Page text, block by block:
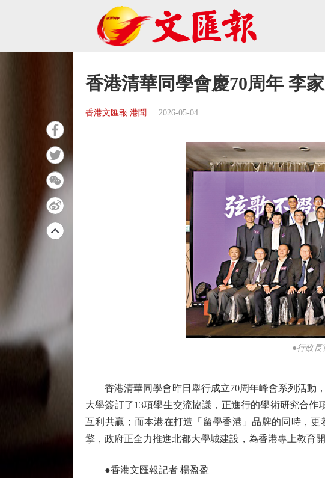
香港清華同學會慶70周年 李
香港文匯報 港聞 2026-05-04
●行政長
香港清華同學會昨日舉行成立70周年峰會系列活動
大學簽訂了13項學生交流協議，正進行的學術研究合
互利共贏；而本港在打造「留學香港」品牌的同時，
擎，政府正全力推進北都大學城建設，為香港專上教育
●香港文匯報記者 楊盈盈